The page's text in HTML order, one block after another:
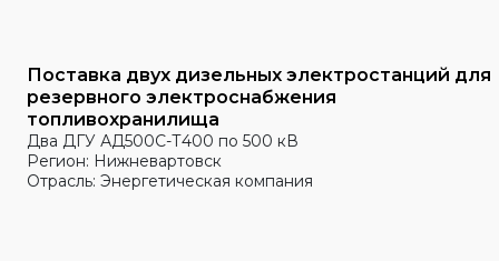
Поставка двух дизельных электростанций для
резервного электроснабжения
топливохранилища
Два ДГУ АД500С-Т400 по 500 кВ
Регион: Нижневартовск
Отрасль: Энергетическая компания